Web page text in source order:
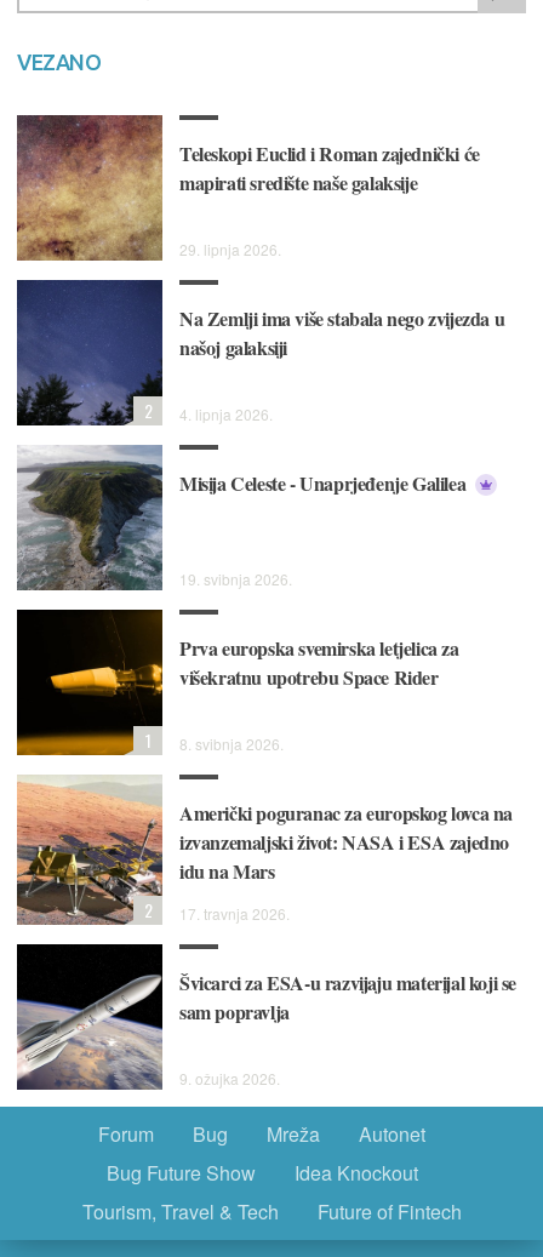
VEZANO
Teleskopi Euclid i Roman zajednički će
mapirati središte naše galaksije
29. lipnja 2026.
Na Zemlji ima više stabala nego zvijezda u
našoj galaksiji
4. lipnja 2026.
2
Misija Celeste - Unaprjeđenje Galilea
19. svibnja 2026.
Prva europska svemirska letjelica za
višekratnu upotrebu Space Rider
8. svibnja 2026.
1
Američki poguranac za europskog lovca na
izvanzemaljski život: NASA i ESA zajedno
idu na Mars
17. travnja 2026.
2
Švicarci za ESA-u razvijaju materijal koji se
sam popravlja
9. ožujka 2026.
Forum Bug Mreža
Autonet
Bug Future Show
Idea Knockout
Tourism, Travel & Tech
Future of Fintech